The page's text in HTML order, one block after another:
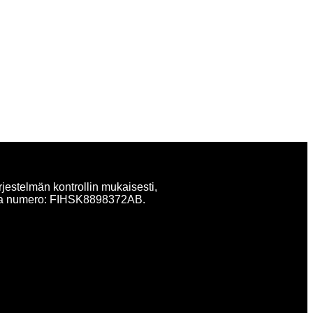
kontrollin mukaisesti,
numero: FIHSK8898372AB.